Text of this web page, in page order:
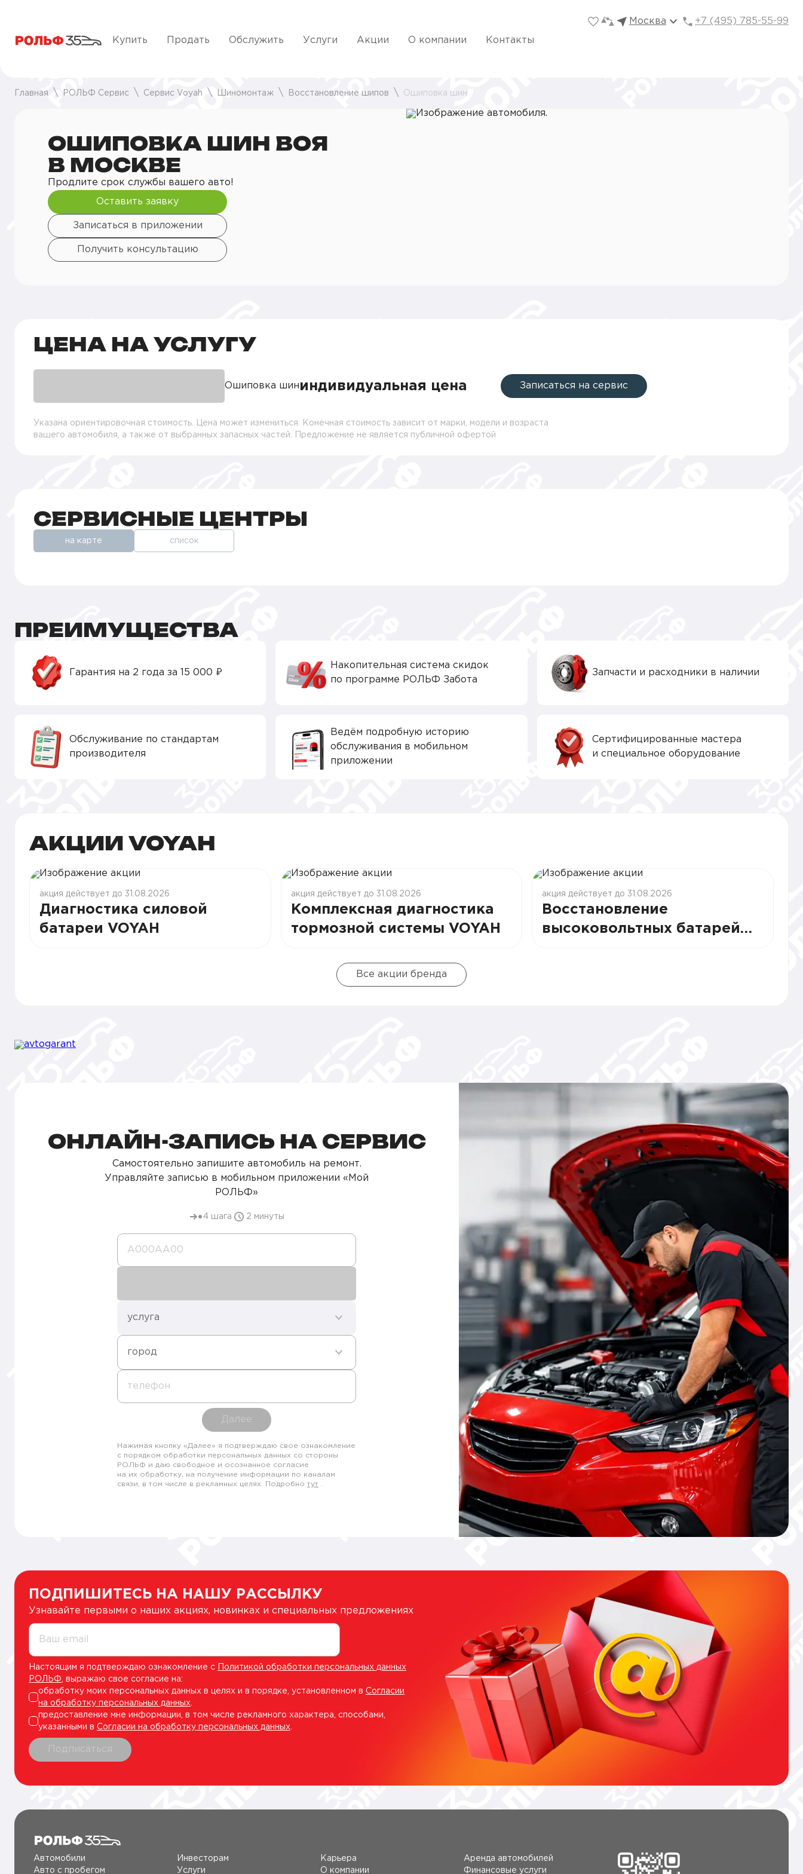
Москва +7 (495) 785-55-99
Купить Продать Обслужить Услуги Акции О компании Контакты
Главная РОЛЬФ Сервис Сервис Voyah Шиномонтаж Восстановление шипов Ошиповка шин
ОШИПОВКА ШИН ВОЯ
В МОСКВЕ
Продлите срок службы вашего авто!
Оставить заявку
Записаться в приложении
Получить консультацию
ЦЕНА НА УСЛУГУ
Ошиповка шин индивидуальная цена Записаться на сервис
Указана ориентировочная стоимость. Цена может измениться. Конечная стоимость зависит от марки, модели и возраста
вашего автомобиля, а также от выбранных запасных частей. Предложение не является публичной офертой
СЕРВИСНЫЕ ЦЕНТРЫ
на карте список
ПРЕИМУЩЕСТВА
Гарантия на 2 года за 15 000 ₽
Накопительная система скидок
по программе РОЛЬФ Забота
Запчасти и расходники в наличии
Обслуживание по стандартам
производителя
Ведём подробную историю
обслуживания в мобильном
приложении
Сертифицированные мастера
и специальное оборудование
АКЦИИ VOYAH
акция действует до 31.08.2026
Диагностика силовой
батареи VOYAH
акция действует до 31.08.2026
Комплексная диагностика
тормозной системы VOYAH
акция действует до 31.08.2026
Восстановление
высоковольтных батарей
Все акции бренда
ОНЛАЙН-ЗАПИСЬ НА СЕРВИС
Самостоятельно запишите автомобиль на ремонт.
Управляйте записью в мобильном приложении «Мой
РОЛЬФ»
4 шага 2 минуты
А000AA00
услуга
город
телефон
Далее
Нажимая кнопку «Далее» я подтверждаю свое ознакомление
с порядком обработки персональных данных со стороны
РОЛЬФ и даю свободное и осознанное согласие
на их обработку, на получение информации по каналам
связи, в том числе в рекламных целях. Подробно тут
ПОДПИШИТЕСЬ НА НАШУ РАССЫЛКУ
Узнавайте первыми о наших акциях, новинках и специальных предложениях
Ваш email
Настоящим я подтверждаю ознакомление с
Политикой обработки персональных данных
РОЛЬФ , выражаю свое согласие на:
обработку моих персональных данных в целях и в порядке, установленном в Согласии
на обработку персональных данных
предоставление мне информации, в том числе рекламного характера, способами,
указанными в Согласии на обработку персональных данных
Подписаться
Автомобили
Авто c пробегом
Инвесторам
Услуги
Карьера
О компании
Аренда автомобилей
Финансовые услуги